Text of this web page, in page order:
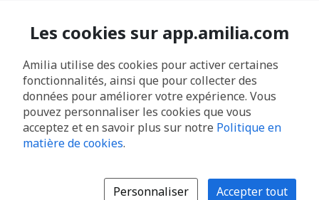
Les cookies sur app.amilia.com
Amilia utilise des cookies pour activer certaines
fonctionnalités, ainsi que pour collecter des
données pour améliorer votre expérience. Vous
pouvez personnaliser les cookies que vous
acceptez et en savoir plus sur notre Politique en
matière de cookies.
Personnaliser Accepter tout